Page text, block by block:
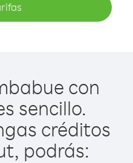
con
sencillo.
créditos
podrás: